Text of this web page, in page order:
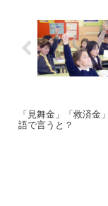
「見舞金」「救済金
語で言うと？